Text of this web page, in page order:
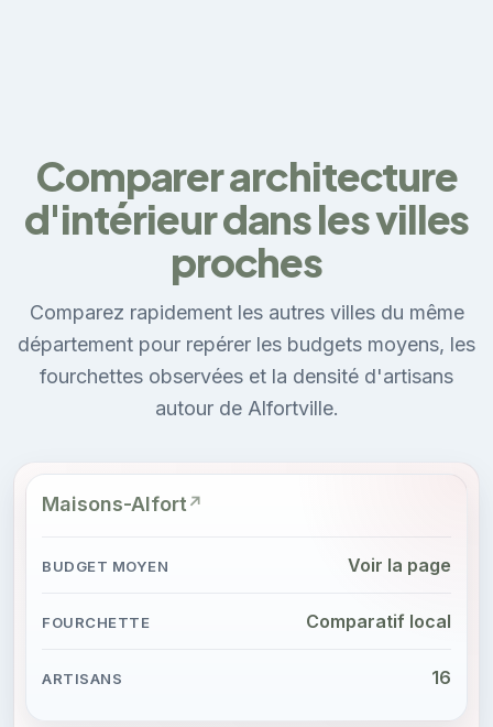
Comparer architecture
d'intérieur dans les villes
proches
Comparez rapidement les autres villes du même
département pour repérer les budgets moyens, les
fourchettes observées et la densité d'artisans
autour de Alfortville.
Maisons-Alfort
Voir la page
Comparatif local
16